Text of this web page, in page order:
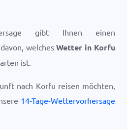
gibt Ihnen einen
welchesWetter in Korfu
ist.
nach Korfu reisen möchten,
14-Tage-Wettervorhersage